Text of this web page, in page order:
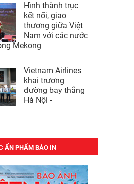
Hình thành trục
kết nối, giao
thương giữa Việt
Nam với các nước
Mekong
Vietnam Airlines
khai trương
đường bay thẳng
Hà Nội -
ẤN PHẨM BÁO IN